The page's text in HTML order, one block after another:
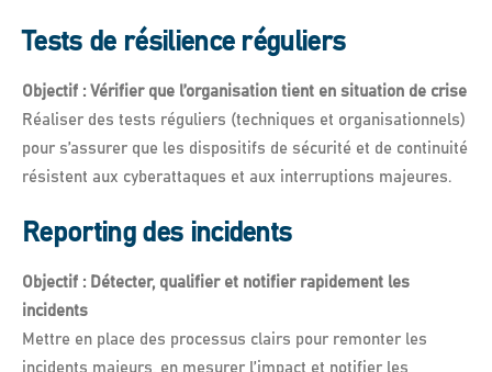
Tests de résilience réguliers
Objectif : Vérifier que l’organisation tient en situation de crise
Réaliser des tests réguliers (techniques et organisationnels)
pour s’assurer que les dispositifs de sécurité et de continuité
résistent aux cyberattaques et aux interruptions majeures.
Reporting des incidents
Objectif : Détecter, qualifier et notifier rapidement les
incidents
Mettre en place des processus clairs pour remonter les
incidents majeurs, en mesurer l’impact et notifier les